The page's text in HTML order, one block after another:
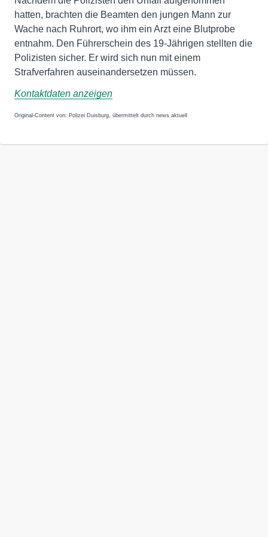
hatten, brachten die Beamten den jungen Mann zur
Wache nach Ruhrort, wo ihm ein Arzt eine Blutprobe
entnahm. Den Führerschein des 19-Jährigen stellten die
Polizisten sicher. Er wird sich nun mit einem
Strafverfahren auseinandersetzen müssen.
Kontaktdaten anzeigen
Original-Content von: Polizei Duisburg, übermittelt durch news aktuell